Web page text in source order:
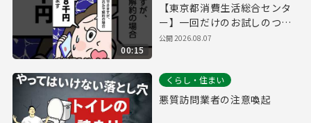
00:15
【東京都消費生活総合センタ
ー】一回だけのお試しのつも
りだったのに…定期購入編
公開2026.08.07
くらし・住まい
悪質訪問業者の注意喚起